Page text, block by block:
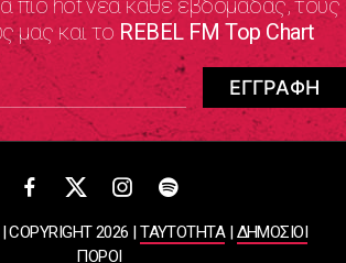
μας και το REBEL FM Top Chart
COPYRIGHT 2026 |ΤΑΥΤΟΤΗΤΑ|ΔΗΜΟΣΙΟΙ
ΠΟΡΟΙ